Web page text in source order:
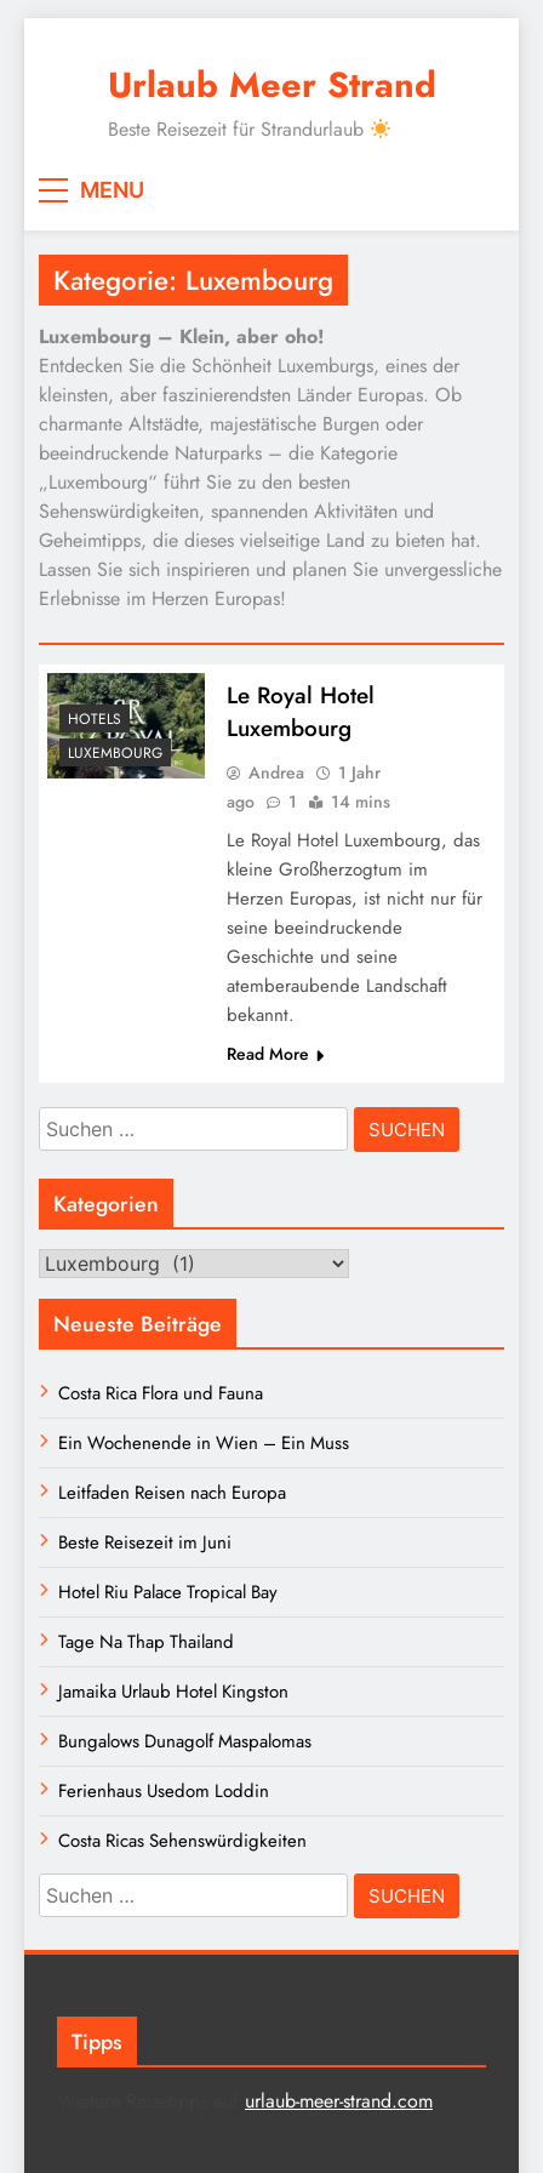
Urlaub Meer Strand
Beste Reisezeit für Strandurlaub
MENU
Kategorie: Luxembourg
Luxembourg – Klein, aber oho!
Entdecken Sie die Schönheit Luxemburgs, eines der
kleinsten, aber faszinierendsten Länder Europas. Ob
charmante Altstädte, majestätische Burgen oder
beeindruckende Naturparks – die Kategorie
„Luxembourg“ führt Sie zu den besten
Sehenswürdigkeiten, spannenden Aktivitäten und
Geheimtipps, die dieses vielseitige Land zu bieten hat.
Lassen Sie sich inspirieren und planen Sie unvergessliche
Erlebnisse im Herzen Europas!
HOTELS
LUXEMBOURG
Le Royal Hotel
Luxembourg
Andrea
1 Jahr
ago
1 14 mins
Le Royal Hotel Luxembourg, das
kleine Großherzogtum im
Herzen Europas, ist nicht nur für
seine beeindruckende
Geschichte und seine
atemberaubende Landschaft
bekannt.
Read More
Suchen
nach:
Kategorien
Kategorien
Neueste Beiträge
Costa Rica Flora und Fauna
Ein Wochenende in Wien – Ein Muss
Leitfaden Reisen nach Europa
Beste Reisezeit im Juni
Hotel Riu Palace Tropical Bay
Tage Na Thap Thailand
Jamaika Urlaub Hotel Kingston
Bungalows Dunagolf Maspalomas
Ferienhaus Usedom Loddin
Costa Ricas Sehenswürdigkeiten
Suchen
nach:
Tipps
urlaub-meer-strand.com